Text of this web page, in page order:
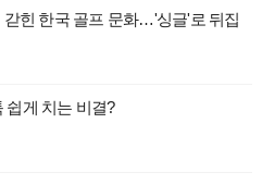
갇힌 한국 골프 문화…'싱글'로 뒤집
쉽게 치는 비결?